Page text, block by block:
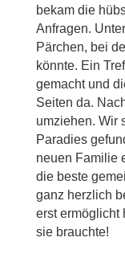
bekam die
Anfragen.
Pärchen, bei
könnte. Ein
gemacht und
Seiten da.
umziehen. Wir
Paradies
neuen Familie
die beste
ganz herzlich
erst ermöglicht
sie brauchte!